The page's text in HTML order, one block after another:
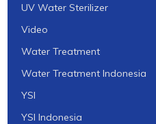
UV Water Sterilizer
Video
Water Treatment
Water Treatment Indonesia
YSI
YSI Indonesia